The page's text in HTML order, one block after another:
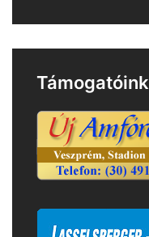
Támogatóink